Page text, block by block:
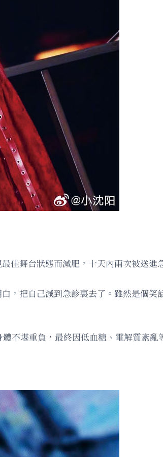
佳舞台狀態而減肥，十天內兩次被送進
，把自己減到急診裏去了。雖然是個笑
不堪重負，最終因低血糖、電解質紊亂